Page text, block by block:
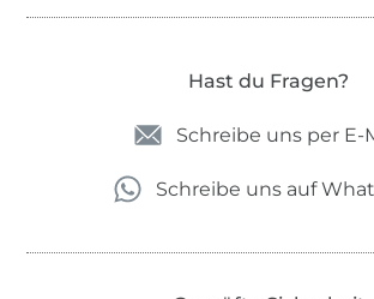
Hast du Fragen?
Schreibe uns per E-
Schreibe uns auf